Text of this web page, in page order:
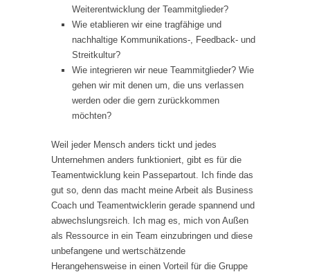
Weiterentwicklung der Teammitglieder?
Wie etablieren wir eine tragfähige und
nachhaltige Kommunikations-, Feedback- und
Streitkultur?
Wie integrieren wir neue Teammitglieder? Wie
gehen wir mit denen um, die uns verlassen
werden oder die gern zurückkommen
möchten?
Weil jeder Mensch anders tickt und jedes
Unternehmen anders funktioniert, gibt es für die
Teamentwicklung kein Passepartout. Ich finde das
gut so, denn das macht meine Arbeit als Business
Coach und Teamentwicklerin gerade spannend und
abwechslungsreich. Ich mag es, mich von Außen
als Ressource in ein Team einzubringen und diese
unbefangene und wertschätzende
Herangehensweise in einen Vorteil für die Gruppe